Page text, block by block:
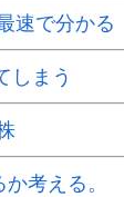
速で分かる
しまう
考える。